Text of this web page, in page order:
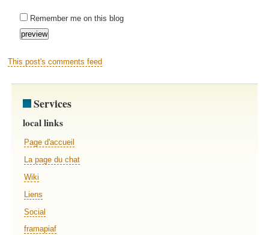
Remember me on this blog
This post's comments feed
Services
local links
Page d'accueil
La page du chat
Wiki
Liens
Social
framapiaf